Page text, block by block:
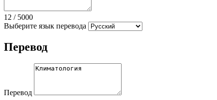
12 / 5000
Выберите язык перевода
Перевод
Перевод